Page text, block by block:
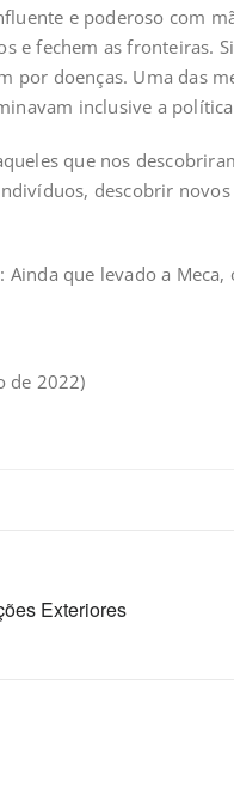
e poderoso com
e fechem as fronteiras.
por doenças. Uma das
inclusive a
que nos
descobrir
Ainda que levado a
de 2022)
Exteriores